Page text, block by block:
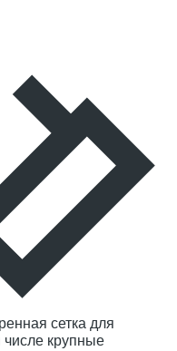
сетка для
числе крупные